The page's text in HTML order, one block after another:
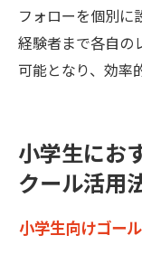
支援を
ログラム
ゴール
習メニュ
工夫とは
フォローを個別に
経験者まで各自の
可能となり、効率
小学生にお
クール活用
小学生向けゴー